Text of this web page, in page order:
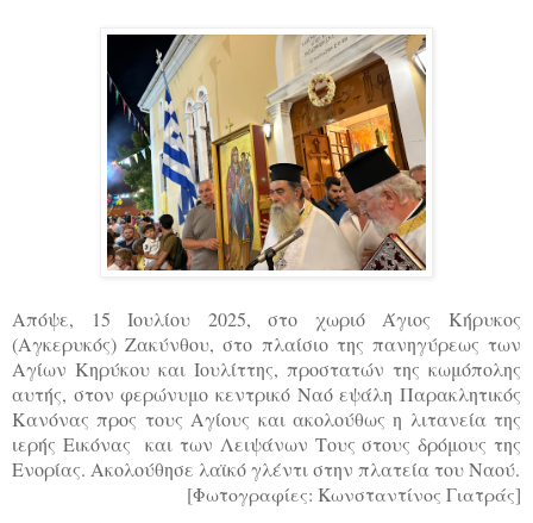
Απόψε, 15 Ιουλίου 2025, στο χωριό Άγιος Κήρυκος
(Αγκερυκός) Ζακύνθου, στο πλαίσιο της πανηγύρεως των
Αγίων Κηρύκου και Ιουλίττης, προστατών της κωμόπολης
αυτής, στον φερώνυμο κεντρικό Ναό εψάλη Παρακλητικός
Κανόνας προς τους Αγίους και ακολούθως η λιτανεία της
ιερής Εικόνας και των Λειψάνων Τους στους δρόμους της
Ενορίας. Ακολούθησε λαϊκό γλέντι στην πλατεία του Ναού.
[Φωτογραφίες: Κωνσταντίνος Γιατράς]